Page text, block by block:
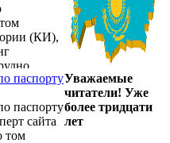
(КИ),
— ведь
что
паспорту
паспорту
сайта
том
Уважаемые
читатели! Уже
более тридцати
лет